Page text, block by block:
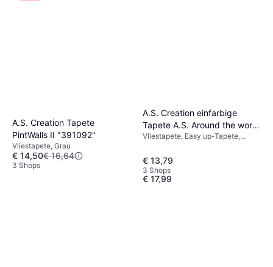
53x1005 cm
€ 16,99
2 Shops
Erfurt Strukturvlies Basic 406
Vliestapete
€ 17,99
A.S. Creation Tapete
PintWalls II "391092"
Vliestapete, Grau
€ 14,50€ 16,64
3 Shops
A.S. Creation einfarbige
Tapete A.S. Around the world
in Blau 306887
Vliestapete, Easy up-Tapete,
€ 13,79
3 Shops